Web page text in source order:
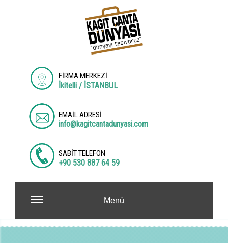
FİRMA MERKEZİ
İkitelli / İSTANBUL
EMAİL ADRESİ
info@kagitcantadunyasi.com
SABİT TELEFON
+90 530 887 64 59
Menü